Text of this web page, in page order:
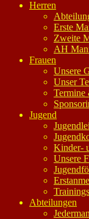
Herren
Erste
Zweite
AH
Frauen
Unsere
Unser
Termine
Jugend
Kinder-
Unsere
Abteilungen